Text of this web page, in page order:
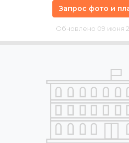
Запрос фото и
Обновлено 09 июня